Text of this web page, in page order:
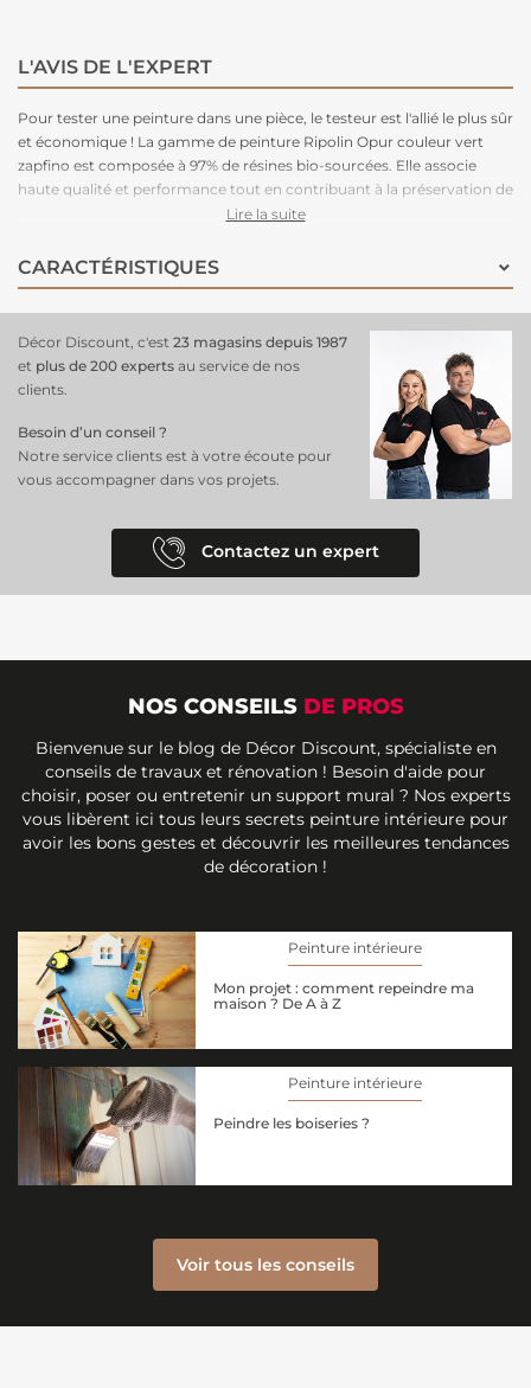
L'AVIS DE L'EXPERT
Pour tester une peinture dans une pièce, le testeur est l'allié le plus sûr
et économique ! La gamme de peinture Ripolin Opur couleur vert
zapfino est composée à 97% de résines bio-sourcées. Elle associe
haute qualité et performance tout en contribuant à la préservation de
votre santé et de l'environnement. Idéale pour toutes les pièces de la
Lire la suite
CARACTÉRISTIQUES
Décor Discount, c'est 23 magasins depuis 1987
et plus de 200 experts au service de nos
clients.
Besoin d’un conseil ?
Notre service clients est à votre écoute pour
vous accompagner dans vos projets.
Contactez un expert
NOS CONSEILS DE PROS
Bienvenue sur le blog de Décor Discount, spécialiste en
conseils de travaux et rénovation ! Besoin d'aide pour
choisir, poser ou entretenir un support mural ? Nos experts
vous libèrent ici tous leurs secrets peinture intérieure pour
avoir les bons gestes et découvrir les meilleures tendances
de décoration !
Peinture intérieure
Mon projet : comment repeindre ma
maison ? De A à Z
Peinture intérieure
Peindre les boiseries ?
Voir tous les conseils